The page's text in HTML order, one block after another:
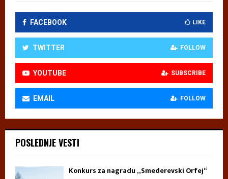
FACEBOOK LIKE
TWITTER FOLLOW
YOUTUBE SUBSCRIBE
EMAIL FOLLOW
POSLEDNJE VESTI
Konkurs za nagradu „Smederevski Orfej“